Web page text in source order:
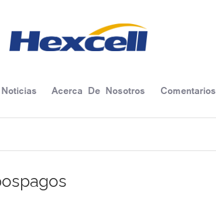
Noticias Acerca De Nosotros Comentarios